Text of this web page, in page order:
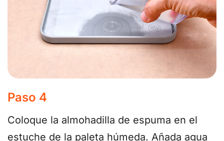
Paso 4
Coloque la almohadilla de espuma en el
estuche de la paleta húmeda. Añada agua